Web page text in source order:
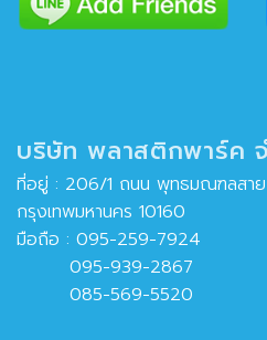
บริษัท พลาสติกพาร์ค
ที่อยู่ : 206/1 ถนน พุทธมณฑลสาย
กรุงเทพมหานคร 10160
มือถือ : 095-259-7924
095-939-2867
085-569-5520